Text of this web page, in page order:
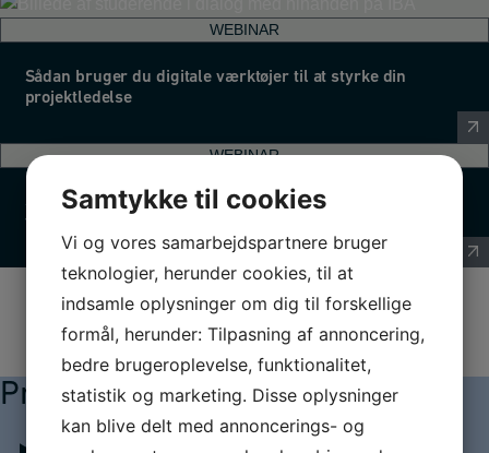
WEBINAR
Sådan bruger du digitale værktøjer til at styrke din
projektledelse
WEBINAR
Sådan gør du møder mere involverende og
værdiskabende v/Henrik Andersen
Praktisk information
Samtykke til cookies
Vi og vores samarbejdspartnere bruger
teknologier, herunder cookies, til at
indsamle oplysninger om dig til forskellige
formål, herunder: Tilpasning af annoncering,
bedre brugeroplevelse, funktionalitet,
statistik og marketing. Disse oplysninger
kan blive delt med annoncerings- og